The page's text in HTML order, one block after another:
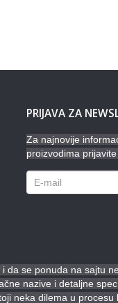
PRIJAVA ZA
Za najnovije
proizvodima
da se ponuda na sajtu
nazive i detaljne
neka dilema u procesu